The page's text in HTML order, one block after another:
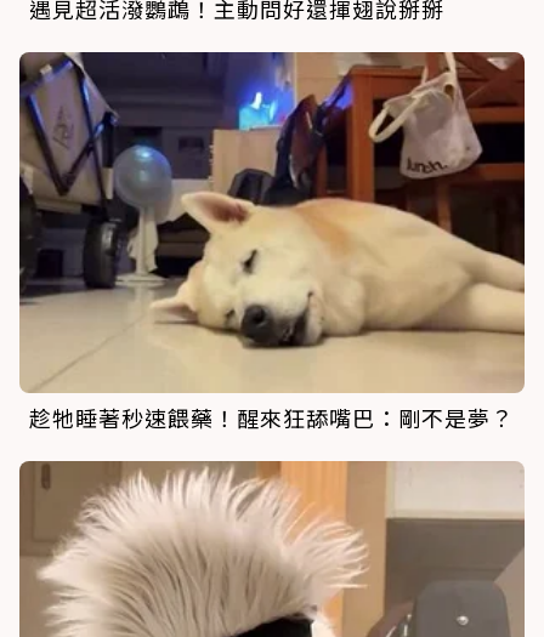
遇見超活潑鸚鵡！主動問好還揮翅說掰掰
趁牠睡著秒速餵藥！醒來狂舔嘴巴：剛不是夢？